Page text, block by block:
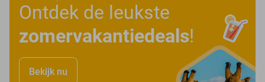
Ontdek de leukste
zomervakantiedeals!
Bekijk nu